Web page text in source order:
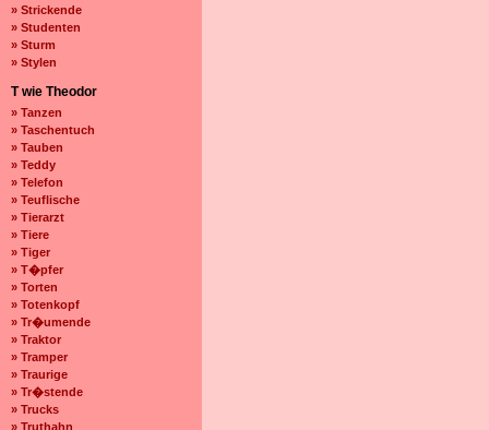
» Strickende
» Studenten
» Sturm
» Stylen
T wie Theodor
» Tanzen
» Taschentuch
» Tauben
» Teddy
» Telefon
» Teuflische
» Tierarzt
» Tiere
» Tiger
» T�pfer
» Torten
» Totenkopf
» Tr�umende
» Traktor
» Tramper
» Traurige
» Tr�stende
» Trucks
» Truthahn